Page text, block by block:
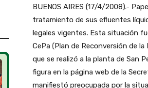
BUENOS AIRES (17/4/2008).-
tratamiento de sus efluentes
legales vigentes. Esta situación
CePa (Plan de Reconversión de
que se realizó a la planta de San
figura en la página web de la
manifiestó preocupada por la